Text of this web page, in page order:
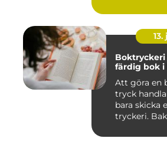
Boktryckeri från manus till
färdig bok i
Att göra en
tryck
bara skicka
tryckeri.